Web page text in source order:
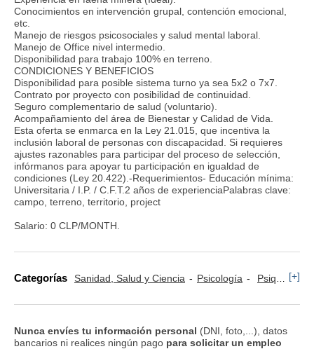
Conocimientos en intervención grupal, contención emocional,
etc.
Manejo de riesgos psicosociales y salud mental laboral.
Manejo de Office nivel intermedio.
Disponibilidad para trabajo 100% en terreno.
CONDICIONES Y BENEFICIOS
Disponibilidad para posible sistema turno ya sea 5x2 o 7x7.
Contrato por proyecto con posibilidad de continuidad.
Seguro complementario de salud (voluntario).
Acompañamiento del área de Bienestar y Calidad de Vida.
Esta oferta se enmarca en la Ley 21.015, que incentiva la
inclusión laboral de personas con discapacidad. Si requieres
ajustes razonables para participar del proceso de selección,
infórmanos para apoyar tu participación en igualdad de
condiciones (Ley 20.422).-Requerimientos- Educación mínima:
Universitaria / I.P. / C.F.T.2 años de experienciaPalabras clave:
campo, terreno, territorio, project
Salario: 0 CLP/MONTH.
Categorías Sanidad, Salud y Ciencia Psicología Psiquiatría [+]
Nunca envíes tu información personal (DNI, foto,...), datos
bancarios ni realices ningún pago para solicitar un empleo